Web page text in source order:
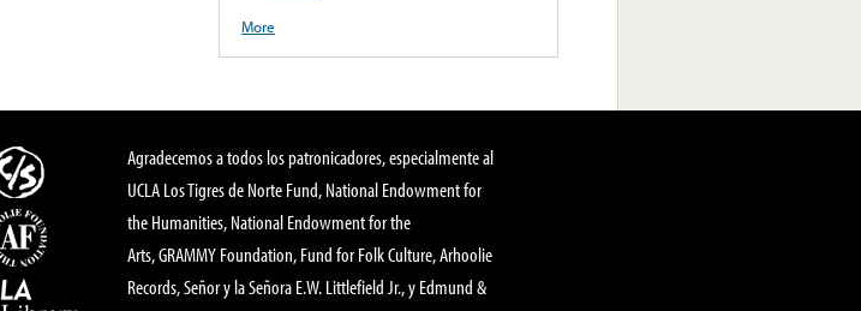
More
Agradecemos a todos los patronicadores, especialmente al
UCLA Los Tigres de Norte Fund, National Endowment for
the Humanities, National Endowment for the
Arts, GRAMMY Foundation, Fund for Folk Culture, Arhoolie
Records, Señor y la Señora E.W. Littlefield Jr., y Edmund &